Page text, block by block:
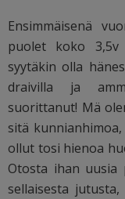
Ensimmäisenä
puolet koko 3,5v
syytäkin olla
draivilla ja
suorittanut! Mä
sitä
ollut tosi hienoa
Otosta ihan uusia
sellaisesta